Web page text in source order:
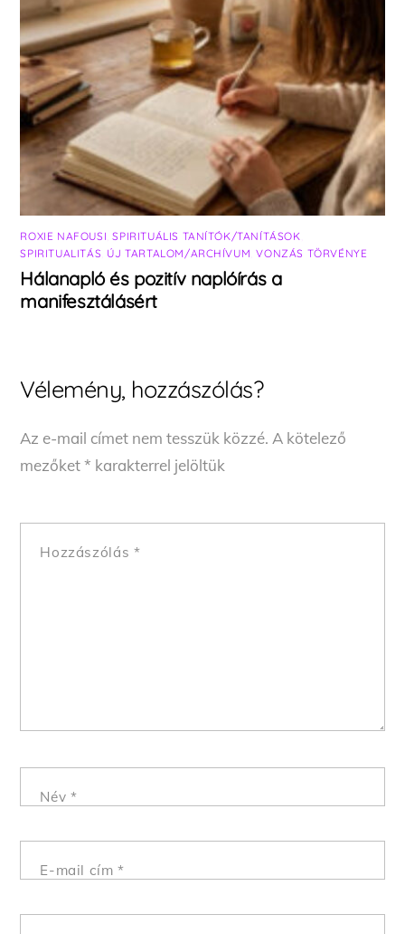
ROXIE NAFOUSI ,SPIRITUÁLIS TANÍTÓK/TANÍTÁSOK
SPIRITUALITÁS ÚJ TARTALOM/ARCHÍVUM ,VONZÁS TÖRVÉNYE
Hálanapló és pozitív naplóírás a
manifesztálásért
Vélemény, hozzászólás?
Az e-mail címet nem tesszük közzé. A kötelező
mezőket* karakterrel jelöltük
Hozzászólás *
Név *
E-mail cím*